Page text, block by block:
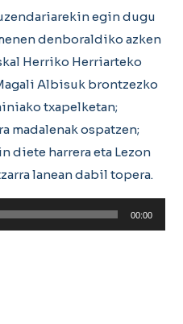
egin dugu
denboraldiko azken
Herriko Herriarteko
Albisuk brontzezko
txapelketan;
madalenak ospatzen;
diete harrera eta Lezon
lanean dabil topera.
00:00